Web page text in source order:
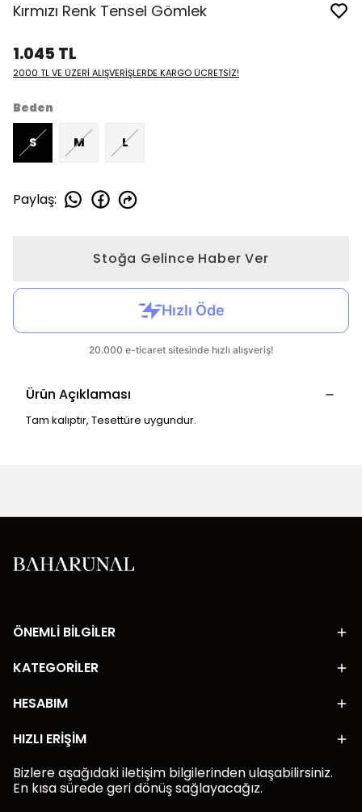
Kırmızı Renk Tensel Gömlek
1.045 TL
2000 TL VE ÜZERİ ALIŞVERİŞLERDE KARGO ÜCRETSİZ!
Beden
S M L
Paylaş:
Stoğa Gelince Haber Ver
Ürün Açıklaması
Tam kalıptır, Tesettüre uygundur.
ÖNEMLİ BİLGİLER
KATEGORİLER
HESABIM
HIZLI ERİŞİM
Bizlere aşağıdaki iletişim bilgilerinden ulaşabilirsiniz.
En kısa sürede geri dönüş sağlayacağız.